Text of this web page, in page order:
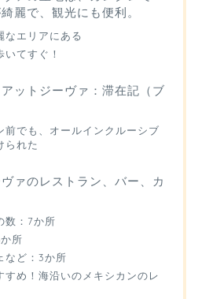
麗で、観光にも便利。
なエリアにある
てすぐ！
ットジーヴァ：滞在記（ブ
前でも、オールインクルーシブ
られた
ァのレストラン、バー、カ
数：7か所
所
など：3か所
すめ！海沿いのメキシカンのレ